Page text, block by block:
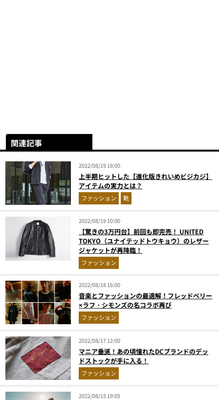
関連記事
2022/08/19 18:00
上半期ヒットした【進化版きれいめビジカジ】
アイテムの実力とは？
ファッション 靴
2022/08/19 10:00
【驚きの3万円台】前回も即完売！ UNITED
TOKYO（ユナイテッドトウキョウ）のレザー
ジャケットが再降臨！
ファッション
2022/08/18 16:00
音楽とファッションの最適解！フレッドペリー
×ラフ・シモンズの名コラボ再び
ファッション
2022/08/17 12:00
マニア垂涎！あの頃憧れたDCブランドのデッ
ドストックが手に入る！
ファッション
2022/08/15 19:05